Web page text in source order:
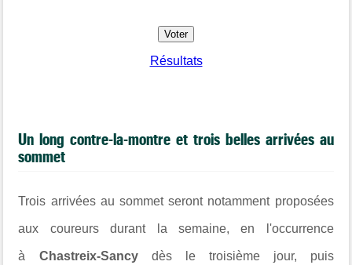
Résultats
Un long contre-la-montre et trois belles arrivées au
sommet
Trois arrivées au sommet seront notamment proposées
aux coureurs durant la semaine, en l'occurrence
à Chastreix-Sancy dès le troisième jour, puis